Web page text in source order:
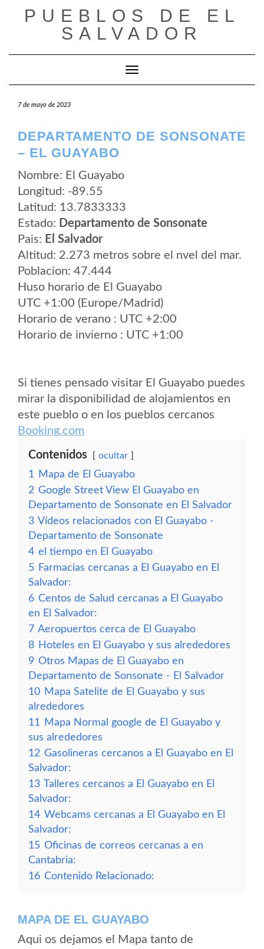
PUEBLOS DE EL
SALVADOR
Cambiar modo de navegación
7 de mayo de 2023
DEPARTAMENTO DE SONSONATE
– EL GUAYABO
Nombre: El Guayabo
Longitud: -89.55
Latitud: 13.7833333
Estado: Departamento de Sonsonate
Pais: El Salvador
Altitud: 2.273 metros sobre el nvel del mar.
Poblacion: 47.444
Huso horario de El Guayabo
UTC +1:00 (Europe/Madrid)
Horario de verano : UTC +2:00
Horario de invierno : UTC +1:00
Si tienes pensado visitar El Guayabo puedes
mirar la disponibilidad de alojamientos en
este pueblo o en los pueblos cercanos
Booking.com
Contenidos ocultar
1
Mapa de El Guayabo
2 Google Street View El Guayabo en
Departamento de Sonsonate en El Salvador
3 Vídeos relacionados con El Guayabo -
Departamento de Sonsonate
4 el tiempo en El Guayabo
5 Farmacias cercanas a El Guayabo en El
Salvador:
6 Centos de Salud cercanas a El Guayabo
en El Salvador:
7 Aeropuertos cerca de El Guayabo
8 Hoteles en El Guayabo y sus alrededores
9 Otros Mapas de El Guayabo en
Departamento de Sonsonate - El Salvador
10 Mapa Satelite de El Guayabo y sus
alrededores
11
Mapa Normal google de El Guayabo y
sus alrededores
12 Gasolineras cercanos a El Guayabo en El
Salvador:
13 Talleres cercanos a El Guayabo en El
Salvador:
14 Webcams cercanas a El Guayabo en El
Salvador:
15 Oficinas de correos cercanas a en
Cantabria:
16 Contenido Relacionado:
MAPA DE EL GUAYABO
Aqui os dejamos el Mapa tanto de